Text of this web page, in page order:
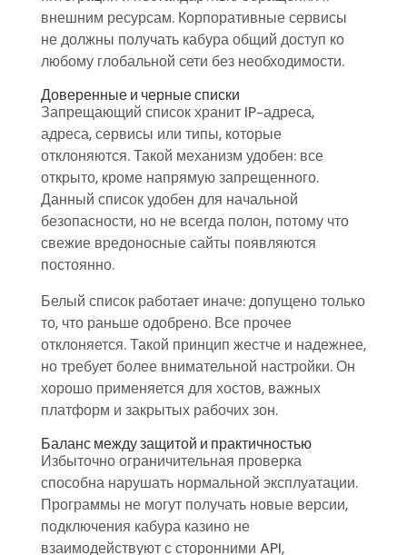
внешним ресурсам. Корпоративные сервисы
не должны получать кабура общий доступ ко
любому глобальной сети без необходимости.
Доверенные и черные списки
Запрещающий список хранит IP-адреса,
адреса, сервисы или типы, которые
отклоняются. Такой механизм удобен: все
открыто, кроме напрямую запрещенного.
Данный список удобен для начальной
безопасности, но не всегда полон, потому что
свежие вредоносные сайты появляются
постоянно.
Белый список работает иначе: допущено только
то, что раньше одобрено. Все прочее
отклоняется. Такой принцип жестче и надежнее,
но требует более внимательной настройки. Он
хорошо применяется для хостов, важных
платформ и закрытых рабочих зон.
Баланс между защитой и практичностью
Избыточно ограничительная проверка
способна нарушать нормальной эксплуатации.
Программы не могут получать новые версии,
подключения кабура казино не
взаимодействуют с сторонними API,